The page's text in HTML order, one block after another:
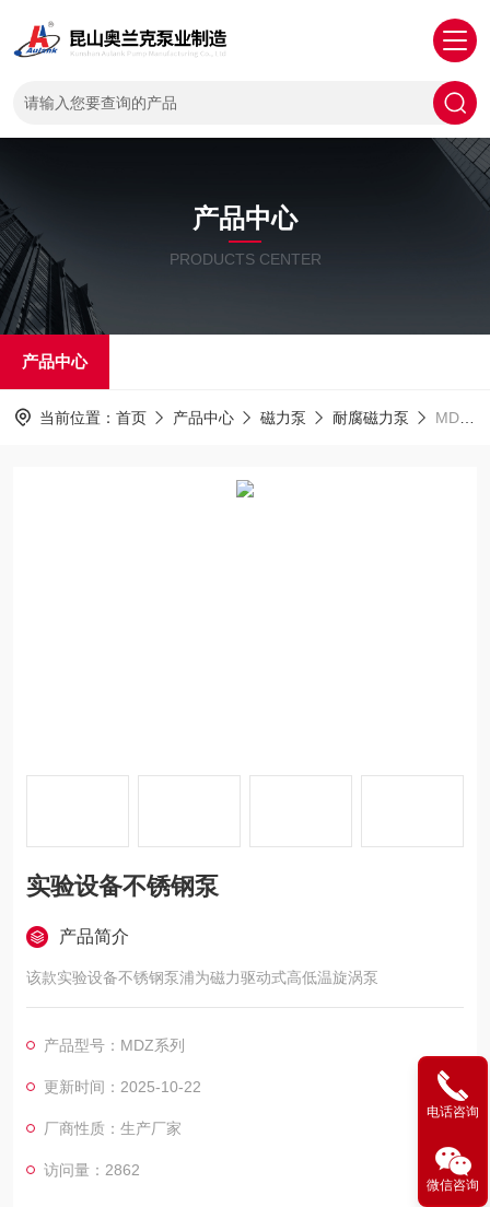
产品中心
PRODUCTS CENTER
产品中心
当前位置： 首页 产品中心 磁力泵 耐腐磁力泵 MDZ系列实验设备不锈钢泵
实验设备不锈钢泵
产品简介
该款实验设备不锈钢泵浦为磁力驱动式高低温旋涡泵
产品型号：MDZ系列
更新时间：2025-10-22
厂商性质：生产厂家
访问量：2862
电话咨询
微信咨询